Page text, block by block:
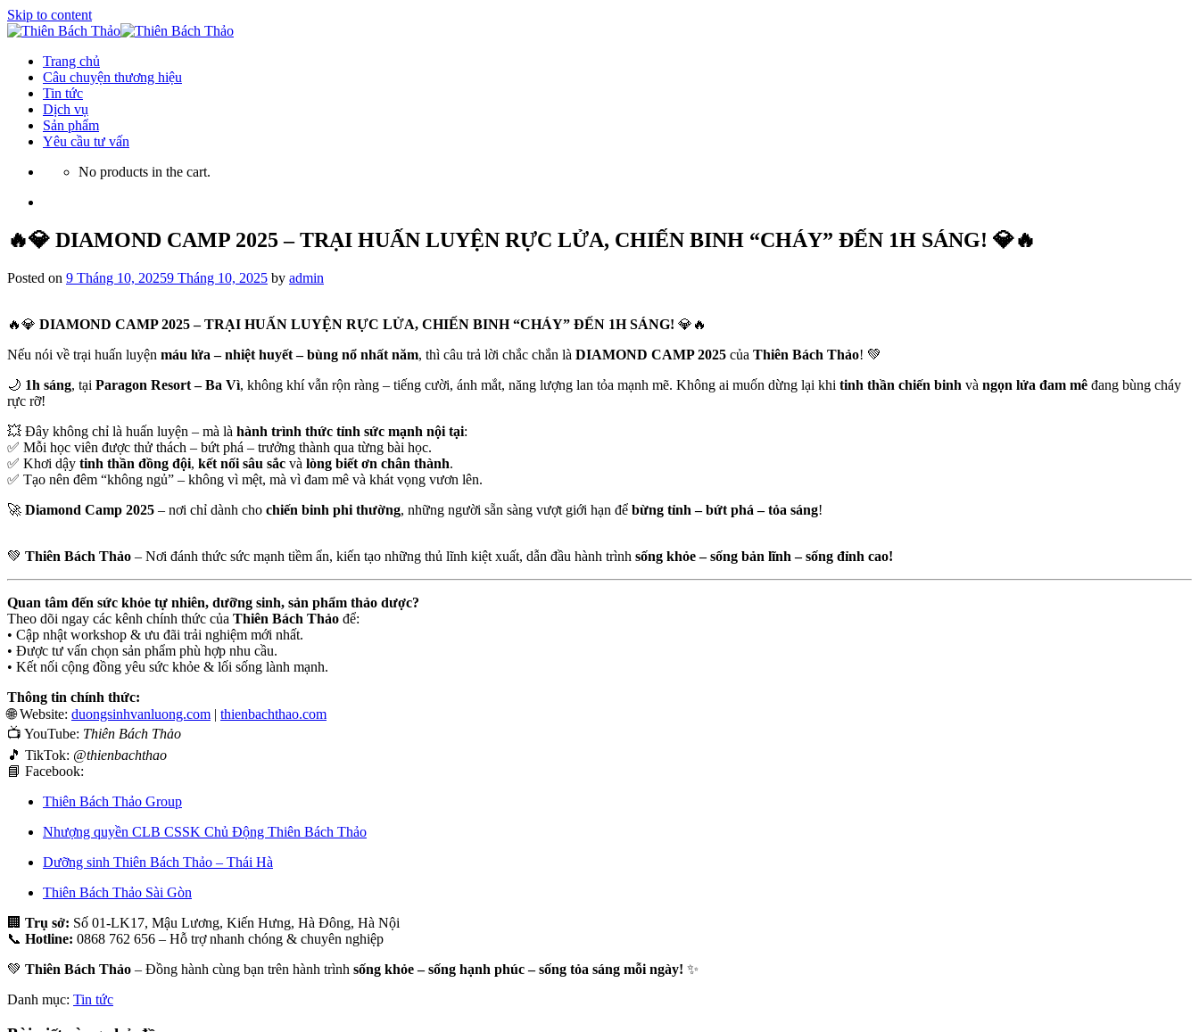
Skip to content
Trang chủ
Câu chuyện thương hiệu
Tin tức
Dịch vụ
Sản phẩm
Yêu cầu tư vấn
No products in the cart.
🔥💎 DIAMOND CAMP 2025 – TRẠI HUẤN LUYỆN RỰC LỬA, CHIẾN BINH “CHÁY” ĐẾN 1H SÁNG! 💎🔥
Posted on 9 Tháng 10, 20259 Tháng 10, 2025 by admin
🔥💎 DIAMOND CAMP 2025 – TRẠI HUẤN LUYỆN RỰC LỬA, CHIẾN BINH “CHÁY” ĐẾN 1H SÁNG! 💎🔥
Nếu nói về trại huấn luyện máu lửa – nhiệt huyết – bùng nổ nhất năm, thì câu trả lời chắc chắn là DIAMOND CAMP 2025 của Thiên Bách Thảo! 💚
🌙 1h sáng, tại Paragon Resort – Ba Vì, không khí vẫn rộn ràng – tiếng cười, ánh mắt, năng lượng lan tỏa mạnh mẽ. Không ai muốn dừng lại khi tinh thần chiến binh và ngọn lửa đam mê đang bùng cháy
rực rỡ!
💥 Đây không chỉ là huấn luyện – mà là hành trình thức tỉnh sức mạnh nội tại:
✅ Mỗi học viên được thử thách – bứt phá – trưởng thành qua từng bài học.
✅ Khơi dậy tinh thần đồng đội, kết nối sâu sắc và lòng biết ơn chân thành.
✅ Tạo nên đêm “không ngủ” – không vì mệt, mà vì đam mê và khát vọng vươn lên.
🚀 Diamond Camp 2025 – nơi chỉ dành cho chiến binh phi thường, những người sẵn sàng vượt giới hạn để bừng tỉnh – bứt phá – tỏa sáng!
💚 Thiên Bách Thảo – Nơi đánh thức sức mạnh tiềm ẩn, kiến tạo những thủ lĩnh kiệt xuất, dẫn đầu hành trình sống khỏe – sống bản lĩnh – sống đỉnh cao!
Quan tâm đến sức khỏe tự nhiên, dưỡng sinh, sản phẩm thảo dược?
Theo dõi ngay các kênh chính thức của Thiên Bách Thảo để:
• Cập nhật workshop & ưu đãi trải nghiệm mới nhất.
• Được tư vấn chọn sản phẩm phù hợp nhu cầu.
• Kết nối cộng đồng yêu sức khỏe & lối sống lành mạnh.
Thông tin chính thức:
🌐 Website: duongsinhvanluong.com | thienbachthao.com
📺 YouTube: Thiên Bách Thảo
🎵 TikTok: @thienbachthao
📘 Facebook:
Thiên Bách Thảo Group
Nhượng quyền CLB CSSK Chủ Động Thiên Bách Thảo
Dưỡng sinh Thiên Bách Thảo – Thái Hà
Thiên Bách Thảo Sài Gòn
🏢 Trụ sở: Số 01-LK17, Mậu Lương, Kiến Hưng, Hà Đông, Hà Nội
📞 Hotline: 0868 762 656 – Hỗ trợ nhanh chóng & chuyên nghiệp
💚 Thiên Bách Thảo – Đồng hành cùng bạn trên hành trình sống khỏe – sống hạnh phúc – sống tỏa sáng mỗi ngày! ✨
Danh mục: Tin tức